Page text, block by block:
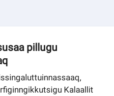
pillugu
Kalaallit